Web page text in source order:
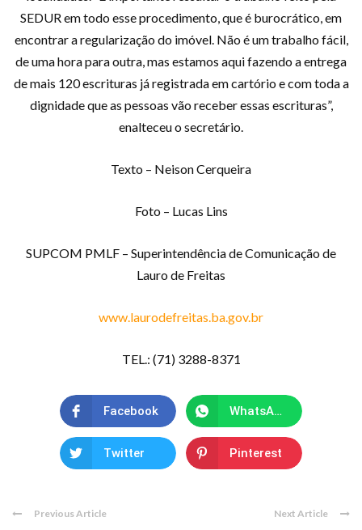
SEDUR em todo esse procedimento, que é burocrático, em
encontrar a regularização do imóvel. Não é um trabalho fácil,
de uma hora para outra, mas estamos aqui fazendo a entrega
de mais 120 escrituras já registrada em cartório e com toda a
dignidade que as pessoas vão receber essas escrituras”,
enalteceu o secretário.
Texto – Neison Cerqueira
Foto – Lucas Lins
SUPCOM PMLF – Superintendência de Comunicação de
Lauro de Freitas
www.laurodefreitas.ba.gov.br
TEL.: (71) 3288-8371
Facebook WhatsApp
Twitter Pinterest
Previous Article Next Article